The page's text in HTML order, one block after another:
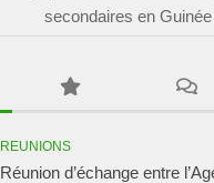
secondaires en Guinée
REUNIONS
Réunion d’échange entre